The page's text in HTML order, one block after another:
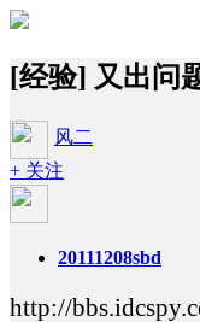
[经验] 又出问
风二
+ 关注
20111208sbd
http://